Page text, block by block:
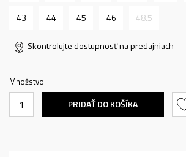
43 44 45 46 48.5
Skontrolujte dostupnosť na predajniach
Množstvo:
PRIDAŤ DO KOŠÍKA